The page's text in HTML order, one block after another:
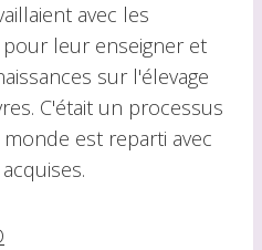
avec les
leur enseigner et
sur l'élevage
C'était un processus
est reparti avec